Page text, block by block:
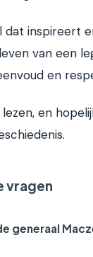
dat inspireert
van een
en
en
vragen
generaal